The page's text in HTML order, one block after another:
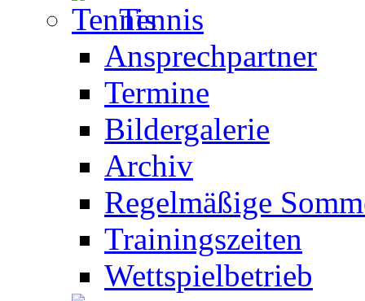
Tennis
Ansprechpartner
Termine
Bildergalerie
Archiv
Regelmäßige
Trainingszeiten
Wettspielbetrieb